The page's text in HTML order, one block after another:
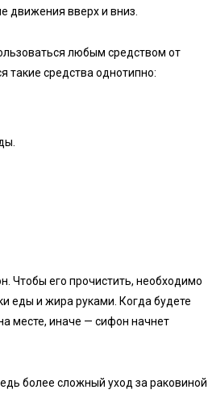
движения вверх и вниз.
любым средством от
такие средства однотипно:
Чтобы его прочистить, необходимо
еды и жира руками. Когда будете
месте, иначе — сифон начнет
более сложный уход за раковиной